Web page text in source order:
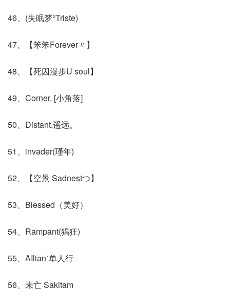
46、(失眠梦°Triste)
47、【笨笨Forever〃】
48、【死囚漫步U soul】
49、Corner. [小角落]
50、Distant.遥远。
51、invader(瑾年)
52、【空景 Sadnestつ】
53、Blessed（美好）
54、Rampant(猖狂)
55、AIlianˊ单人行
56、未亡 Sakitam